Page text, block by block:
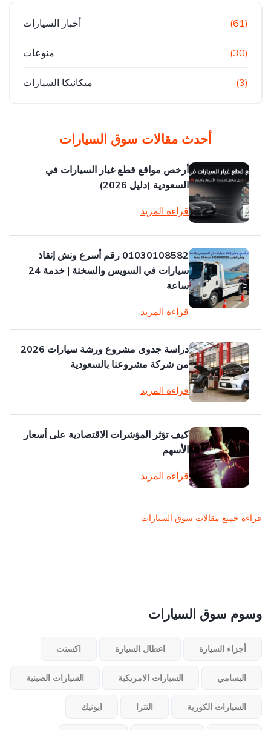
أخبار السيارات (61)
منوعات (30)
ميكانيكا السيارات (3)
أحدث مقالات سوق السيارات
أرخص مواقع قطع غيار السيارات في
السعودية (دليل 2026)
قراءة المزيد
01030108582 رقم أسرع ونش إنقاذ
سيارات في السويس والسخنة | خدمة 24
ساعة
قراءة المزيد
دراسة جدوى مشروع ورشة سيارات 2026
من شركة مشروعنا بالسعودية
قراءة المزيد
كيف تؤثر المؤشرات الاقتصادية على أسعار
الأسهم
قراءة المزيد
قراءة جميع مقالات سوق السيارات
وسوم سوق السيارات
أجزاء السيارة اعطال السيارة اكسنت
البسامي السيارات الامريكية السيارات الصينية
السيارات الكورية النترا ايونيك